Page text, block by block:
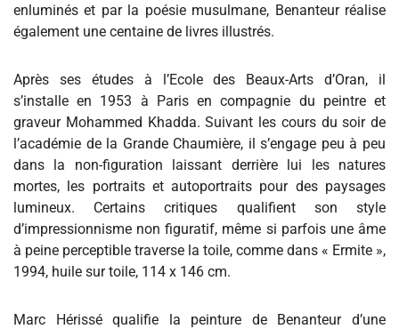
enluminés et par la poésie musulmane, Benanteur réalise
également une centaine de livres illustrés.
Après ses études à l’Ecole des Beaux-Arts d’Oran, il
s’installe en 1953 à Paris en compagnie du peintre et
graveur Mohammed Khadda. Suivant les cours du soir de
l’académie de la Grande Chaumière, il s’engage peu à peu
dans la non-figuration laissant derrière lui les natures
mortes, les portraits et autoportraits pour des paysages
lumineux. Certains critiques qualifient son style
d’impressionnisme non figuratif, même si parfois une âme
à peine perceptible traverse la toile, comme dans « Ermite »,
1994, huile sur toile, 114 x 146 cm.
Marc Hérissé qualifie la peinture de Benanteur d’une